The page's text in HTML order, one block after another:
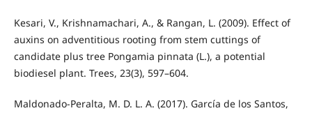
Kesari, V., Krishnamachari, A., & Rangan, L. (2009). Effect of
auxins on adventitious rooting from stem cuttings of
candidate plus tree Pongamia pinnata (L.), a potential
biodiesel plant. Trees, 23(3), 597–604.
Maldonado-Peralta, M. D. L. A. (2017). García de los Santos,